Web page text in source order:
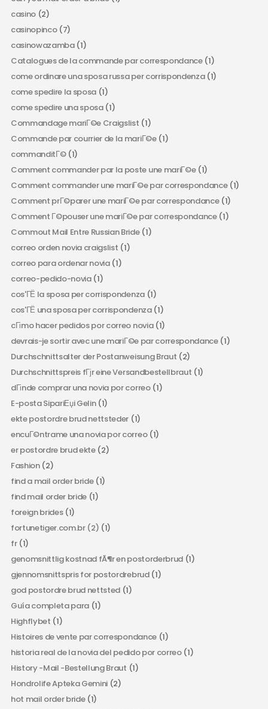
casino(2)
casinopinco(7)
casinowazamba(1)
Catalogues de la commande par correspondance(1)
come ordinare una sposa russa per corrispondenza(1)
come spedire la sposa (1)
come spedire una sposa(1)
Commandage mariГ©e Craigslist (1)
Commande par courrier de la mariГ©e(1)
commanditГ©(1)
Comment commander par la poste une mariГ©e(1)
Comment commander une mariГ©e par correspondance(1)
Comment prГ©parer une mariГ©e par correspondance(1)
Comment Г©pouser une mariГ©e par correspondance(1)
Commout Mail Entre Russian Bride(1)
correo orden novia craigslist (1)
correo para ordenar novia(1)
correo-pedido-novia(1)
cos'ГЁ la sposa per corrispondenza(1)
cos'ГЁ una sposa per corrispondenza(1)
cГіmo hacer pedidos por correo novia(1)
devrais-je sortir avec une mariГ©e par correspondance(1)
Durchschnittsalter der Postanweisung Braut (2)
Durchschnittspreis fГјr eine Versandbestellbraut (1)
dГіnde comprar una novia por correo(1)
E-posta SipariЕџi Gelin(1)
ekte postordre brud nettsteder (1)
encuГ©ntrame una novia por correo(1)
er postordre brud ekte(2)
Fashion(2)
find a mail order bride(1)
find mail order bride (1)
foreign brides(1)
fortunetiger.com.br (2) (1)
fr(1)
genomsnittlig kostnad fÃ¶r en postorderbrud(1)
gjennomsnittspris for postordrebrud(1)
god postordre brud nettsted (1)
Guía completa para (1)
Highflybet (1)
Histoires de vente par correspondance(1)
historia real de la novia del pedido por correo(1)
History -Mail -Bestellung Braut (1)
Hondrolife Apteka Gemini (2)
hot mail order bride(1)